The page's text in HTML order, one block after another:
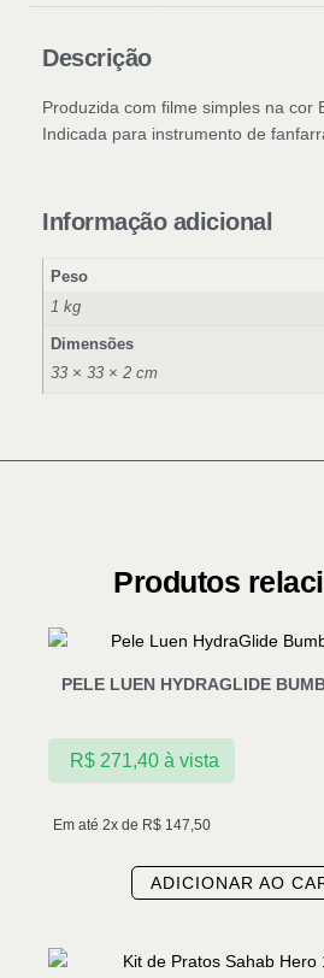
Descrição
Produzida com filme simples na cor
Indicada para instrumento de
Informação adicional
Peso
1 kg
Dimensões
33 × 33 × 2 cm
Produtos
PELE LUEN HYDRAGLIDE
Em até 2x de R$ 147,50
R$271,40 à vista
ADICIONAR AO